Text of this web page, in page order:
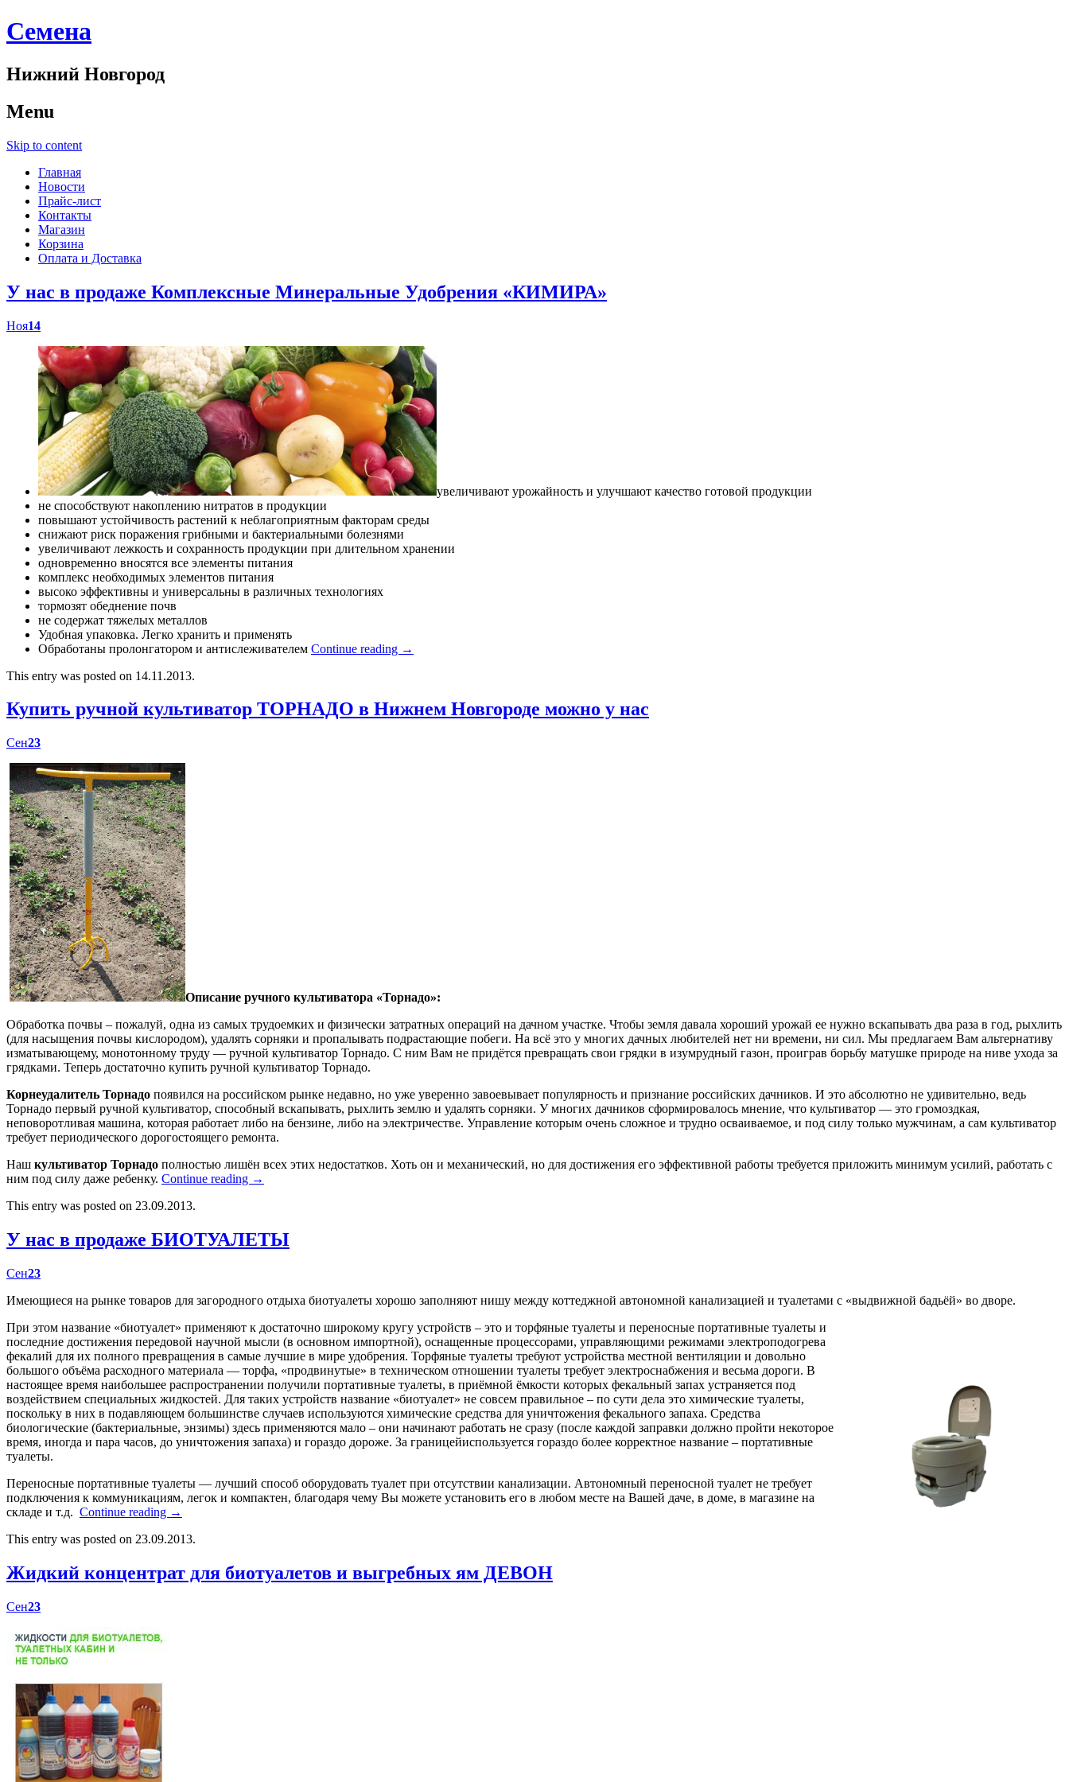
Cемена
Нижний Новгород
Menu
Skip to content
Главная
Новости
Прайс-лист
Контакты
Магазин
Корзина
Оплата и Доставка
У нас в продаже Комплексные Минеральные Удобрения «КИМИРА»
Ноя14
увеличивают урожайность и улучшают качество готовой продукции
не способствуют накоплению нитратов в продукции
повышают устойчивость растений к неблагоприятным факторам среды
снижают риск поражения грибными и бактериальными болезнями
увеличивают лежкость и сохранность продукции при длительном хранении
одновременно вносятся все элементы питания
комплекс необходимых элементов питания
высоко эффективны и универсальны в различных технологиях
тормозят обеднение почв
не содержат тяжелых металлов
Удобная упаковка. Легко хранить и применять
Обработаны пролонгатором и антислеживателем Continue reading →
This entry was posted on 14.11.2013.
Купить ручной культиватор ТОРНАДО в Нижнем Новгороде можно у нас
Сен23
Описание ручного культиватора «Торнадо»:
Обработка почвы – пожалуй, одна из самых трудоемких и физически затратных операций на дачном участке. Чтобы земля давала хороший урожай ее нужно вскапывать два раза в год, рыхлить
(для насыщения почвы кислородом), удалять сорняки и пропалывать подрастающие побеги. На всё это у многих дачных любителей нет ни времени, ни сил. Мы предлагаем Вам альтернативу
изматывающему, монотонному труду — ручной культиватор Торнадо. С ним Вам не придётся превращать свои грядки в изумрудный газон, проиграв борьбу матушке природе на ниве ухода за
грядками. Теперь достаточно купить ручной культиватор Торнадо.
Корнеудалитель Торнадо появился на российском рынке недавно, но уже уверенно завоевывает популярность и признание российских дачников. И это абсолютно не удивительно, ведь
Торнадо первый ручной культиватор, способный вскапывать, рыхлить землю и удалять сорняки. У многих дачников сформировалось мнение, что культиватор — это громоздкая,
неповоротливая машина, которая работает либо на бензине, либо на электричестве. Управление которым очень сложное и трудно осваиваемое, и под силу только мужчинам, а сам культиватор
требует периодического дорогостоящего ремонта.
Наш культиватор Торнадо полностью лишён всех этих недостатков. Хоть он и механический, но для достижения его эффективной работы требуется приложить минимум усилий, работать с
ним под силу даже ребенку. Continue reading →
This entry was posted on 23.09.2013.
У нас в продаже БИОТУАЛЕТЫ
Сен23
Имеющиеся на рынке товаров для загородного отдыха биотуалеты хорошо заполняют нишу между коттеджной автономной канализацией и туалетами с «выдвижной бадьёй» во дворе.
При этом название «биотуалет» применяют к достаточно широкому кругу устройств – это и торфяные туалеты и переносные портативные туалеты и
последние достижения передовой научной мысли (в основном импортной), оснащенные процессорами, управляющими режимами электроподогрева
фекалий для их полного превращения в самые лучшие в мире удобрения. Торфяные туалеты требуют устройства местной вентиляции и довольно
большого объёма расходного материала — торфа, «продвинутые» в техническом отношении туалеты требует электроснабжения и весьма дороги. В
настоящее время наибольшее распространении получили портативные туалеты, в приёмной ёмкости которых фекальный запах устраняется под
воздействием специальных жидкостей. Для таких устройств название «биотуалет» не совсем правильное – по сути дела это химические туалеты,
поскольку в них в подавляющем большинстве случаев используются химические средства для уничтожения фекального запаха. Средства
биологические (бактериальные, энзимы) здесь применяются мало – они начинают работать не сразу (после каждой заправки должно пройти некоторое
время, иногда и пара часов, до уничтожения запаха) и гораздо дороже. За границейиспользуется гораздо более корректное название – портативные
туалеты.
Переносные портативные туалеты — лучший способ оборудовать туалет при отсутствии канализации. Автономный переносной туалет не требует
подключения к коммуникациям, легок и компактен, благодаря чему Вы можете установить его в любом месте на Вашей даче, в доме, в магазине на
складе и т.д. Continue reading →
This entry was posted on 23.09.2013.
Жидкий концентрат для биотуалетов и выгребных ям ДЕВОН
Сен23